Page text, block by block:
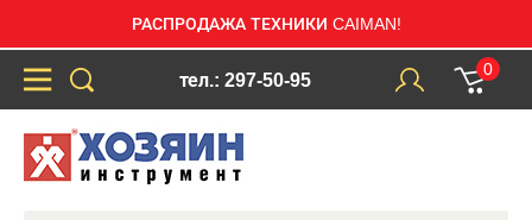
РАСПРОДАЖА ТЕХНИКИ CAIMAN!
тел.: 297-50-95
0